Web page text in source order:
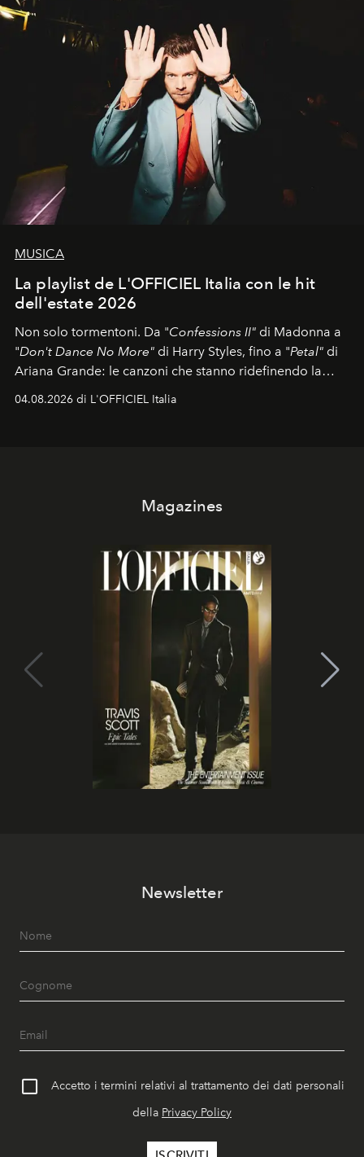
MUSICA
La playlist de L'OFFICIEL Italia con le hit
dell'estate 2026
Non solo tormentoni. Da "Confessions II" di Madonna a
"Don't Dance No More" di Harry Styles, fino a "Petal" di
Ariana Grande: le canzoni che stanno ridefinendo la
colonna sonora della stagione.
04.08.2026 di L'OFFICIEL Italia
Magazines
Newsletter
Accetto i termini relativi al trattamento dei dati personali
della Privacy Policy